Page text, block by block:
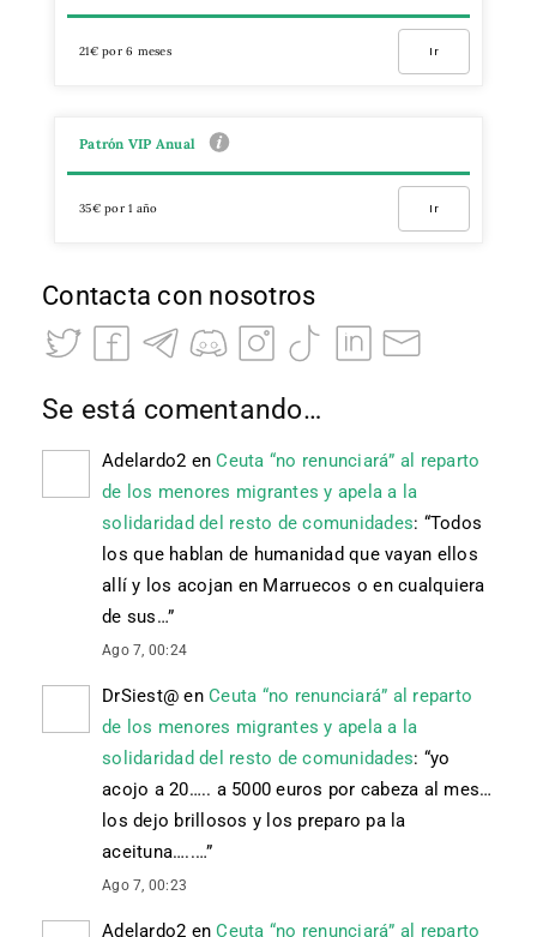
21€ por 6 meses Ir
Patrón VIP Anual
35€ por 1 año Ir
Contacta con nosotros
Se está comentando…
Adelardo2 enCeuta “no renunciará” al reparto
de los menores migrantes y apela a la
solidaridad del resto de comunidades: “Todos
los que hablan de humanidad que vayan ellos
allí y los acojan en Marruecos o en cualquiera
de sus…”
Ago 7, 00:24
DrSiest@ en Ceuta “no renunciará” al reparto
de los menores migrantes y apela a la
solidaridad del resto de comunidades: “yo
acojo a 20….. a 5000 euros por cabeza al mes…
los dejo brillosos y los preparo pa la
aceituna…..…”
Ago 7, 00:23
Adelardo2 enCeuta “no renunciará” al reparto